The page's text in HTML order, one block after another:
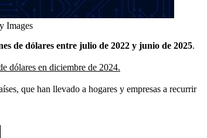
Images
de dólares entre julio de 2022 y junio de 2025.
dólares en diciembre de 2024.
que han llevado a hogares y empresas a recurrir